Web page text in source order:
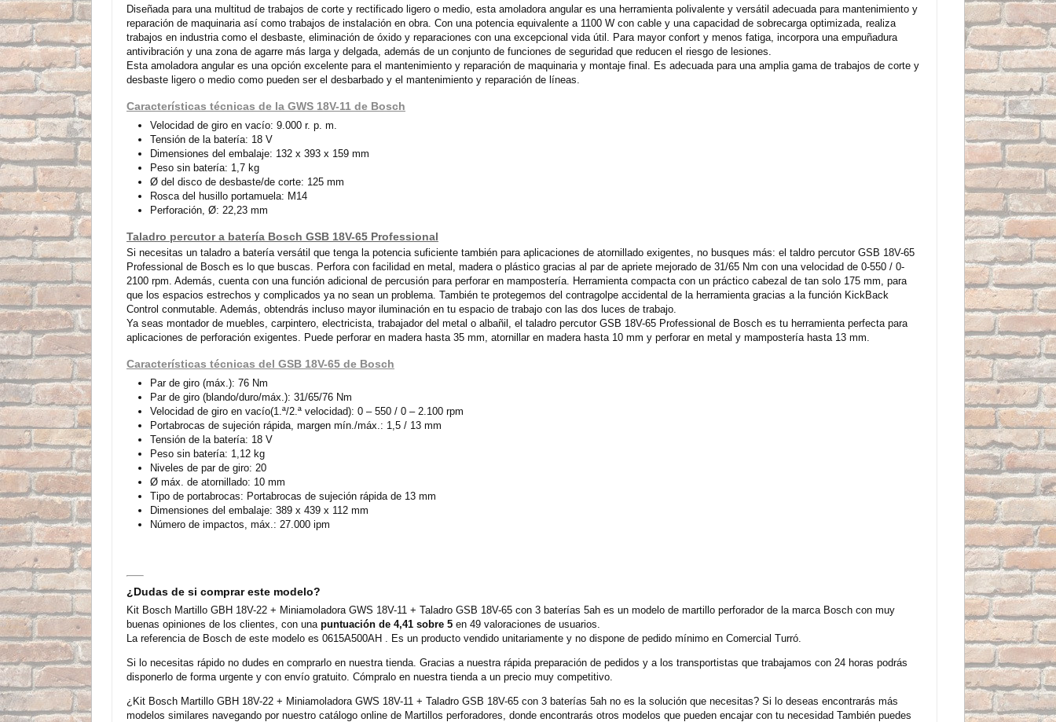
Diseñada para una multitud de trabajos de corte y rectificado ligero o medio, esta amoladora angular es una herramienta polivalente y versátil adecuada para mantenimiento y
reparación de maquinaria así como trabajos de instalación en obra. Con una potencia equivalente a 1100 W con cable y una capacidad de sobrecarga optimizada, realiza
trabajos en industria como el desbaste, eliminación de óxido y reparaciones con una excepcional vida útil. Para mayor confort y menos fatiga, incorpora una empuñadura
antivibración y una zona de agarre más larga y delgada, además de un conjunto de funciones de seguridad que reducen el riesgo de lesiones.
Esta amoladora angular es una opción excelente para el mantenimiento y reparación de maquinaria y montaje final. Es adecuada para una amplia gama de trabajos de corte y
desbaste ligero o medio como pueden ser el desbarbado y el mantenimiento y reparación de líneas.
Características técnicas de la GWS 18V-11 de Bosch
Velocidad de giro en vacío: 9.000 r. p. m.
Tensión de la batería: 18 V
Dimensiones del embalaje: 132 x 393 x 159 mm
Peso sin batería: 1,7 kg
Ø del disco de desbaste/de corte: 125 mm
Rosca del husillo portamuela: M14
Perforación, Ø: 22,23 mm
Taladro percutor a batería Bosch GSB 18V-65 Professional
Si necesitas un taladro a batería versátil que tenga la potencia suficiente también para aplicaciones de atornillado exigentes, no busques más: el taldro percutor GSB 18V-65
Professional de Bosch es lo que buscas. Perfora con facilidad en metal, madera o plástico gracias al par de apriete mejorado de 31/65 Nm con una velocidad de 0-550 / 0-
2100 rpm. Además, cuenta con una función adicional de percusión para perforar en mampostería. Herramienta compacta con un práctico cabezal de tan solo 175 mm, para
que los espacios estrechos y complicados ya no sean un problema. También te protegemos del contragolpe accidental de la herramienta gracias a la función KickBack
Control conmutable. Además, obtendrás incluso mayor iluminación en tu espacio de trabajo con las dos luces de trabajo.
Ya seas montador de muebles, carpintero, electricista, trabajador del metal o albañil, el taladro percutor GSB 18V-65 Professional de Bosch es tu herramienta perfecta para
aplicaciones de perforación exigentes. Puede perforar en madera hasta 35 mm, atornillar en madera hasta 10 mm y perforar en metal y mampostería hasta 13 mm.
Características técnicas del GSB 18V-65 de Bosch
Par de giro (máx.): 76 Nm
Par de giro (blando/duro/máx.): 31/65/76 Nm
Velocidad de giro en vacío(1.ª/2.ª velocidad): 0 – 550 / 0 – 2.100 rpm
Portabrocas de sujeción rápida, margen mín./máx.: 1,5 / 13 mm
Tensión de la batería: 18 V
Peso sin batería: 1,12 kg
Niveles de par de giro: 20
Ø máx. de atornillado: 10 mm
Tipo de portabrocas: Portabrocas de sujeción rápida de 13 mm
Dimensiones del embalaje: 389 x 439 x 112 mm
Número de impactos, máx.: 27.000 ipm
¿Dudas de si comprar este modelo?
Kit Bosch Martillo GBH 18V-22 + Miniamoladora GWS 18V-11 + Taladro GSB 18V-65 con 3 baterías 5ah es un modelo de martillo perforador de la marca Bosch con muy
buenas opiniones de los clientes, con una puntuación de 4,41 sobre 5 en 49 valoraciones de usuarios.
La referencia de Bosch de este modelo es 0615A500AH . Es un producto vendido unitariamente y no dispone de pedido mínimo en Comercial Turró.
Si lo necesitas rápido no dudes en comprarlo en nuestra tienda. Gracias a nuestra rápida preparación de pedidos y a los transportistas que trabajamos con 24 horas podrás
disponerlo de forma urgente y con envío gratuito. Cómpralo en nuestra tienda a un precio muy competitivo.
¿Kit Bosch Martillo GBH 18V-22 + Miniamoladora GWS 18V-11 + Taladro GSB 18V-65 con 3 baterías 5ah no es la solución que necesitas? Si lo deseas encontrarás más
modelos similares navegando por nuestro catálogo online de Martillos perforadores, donde encontrarás otros modelos que pueden encajar con tu necesidad También puedes